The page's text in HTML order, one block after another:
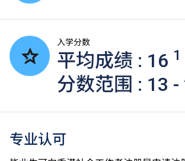
入学分数
平均成绩 : 16 1
分数范围 : 13 -
专业认可